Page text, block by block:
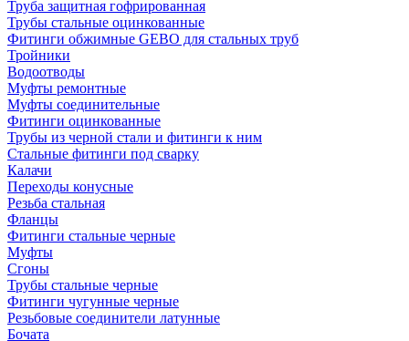
Труба защитная гофрированная
Трубы стальные оцинкованные
Фитинги обжимные GEBO для стальных труб
Тройники
Водоотводы
Муфты ремонтные
Муфты соединительные
Фитинги оцинкованные
Трубы из черной стали и фитинги к ним
Стальные фитинги под сварку
Калачи
Переходы конусные
Резьба стальная
Фланцы
Фитинги стальные черные
Муфты
Сгоны
Трубы стальные черные
Фитинги чугунные черные
Резьбовые соединители латунные
Бочата